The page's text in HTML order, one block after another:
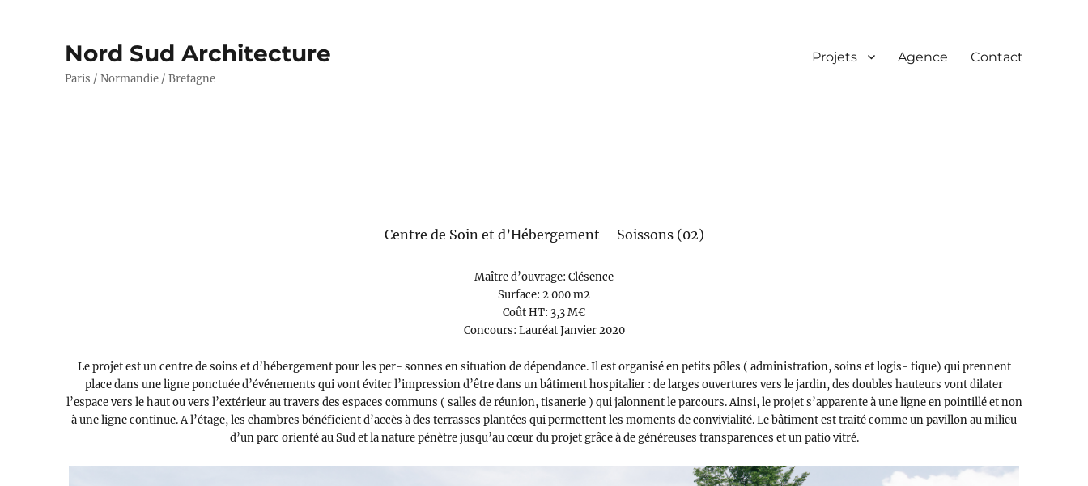
Nord Sud Architecture
Paris / Normandie / Bretagne
Projets Agence Contact
Centre de Soin et d’Hébergement – Soissons (02)
Maître d’ouvrage: Clésence
Surface: 2 000 m2
Coût HT: 3,3 M€
Concours: Lauréat Janvier 2020
Le projet est un centre de soins et d’hébergement pour les per- sonnes en situation de dépendance. Il est organisé en petits pôles ( administration, soins et logis- tique) qui prennent
place dans une ligne ponctuée d’événements qui vont éviter l’impression d’être dans un bâtiment hospitalier : de larges ouvertures vers le jardin, des doubles hauteurs vont dilater
l’espace vers le haut ou vers l’extérieur au travers des espaces communs ( salles de réunion, tisanerie ) qui jalonnent le parcours. Ainsi, le projet s’apparente à une ligne en pointillé et non
à une ligne continue. A l’étage, les chambres bénéficient d’accès à des terrasses plantées qui permettent les moments de convivialité. Le bâtiment est traité comme un pavillon au milieu
d’un parc orienté au Sud et la nature pénètre jusqu’au cœur du projet grâce à de généreuses transparences et un patio vitré.